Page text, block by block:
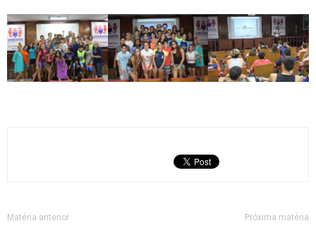
Matéria anterior Próxima matéria